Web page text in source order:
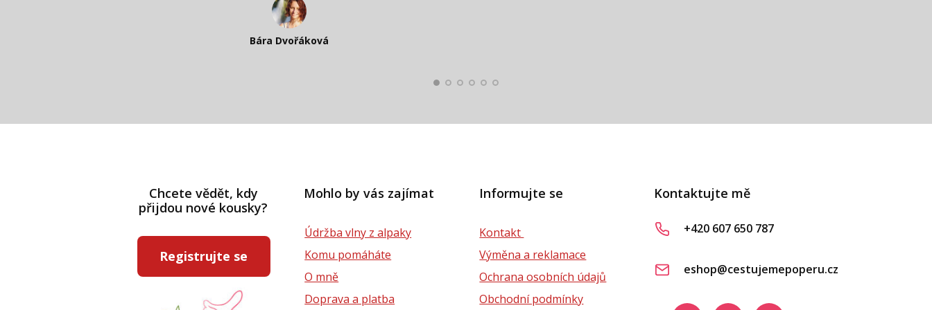
Bára Dvořáková
Kateřina Veleta Štěpánová
Katka Perháčová
Chcete vědět, kdy
přijdou nové kousky?
Registrujte se
Mohlo by vás zajímat
Údržba vlny z alpaky
Komu pomáháte
O mně
Doprava a platba
Informujte se
Kontakt
Výměna a reklamace
Ochrana osobních údajů
Obchodní podmínky
Kontaktujte mě
+420 607 650 787
eshop@cestujemepoperu.cz